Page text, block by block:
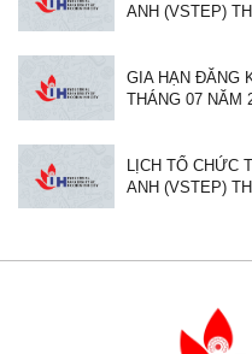
ANH (VSTEP)
GIA HẠN ĐĂNG
THÁNG 07 NĂM
LỊCH TỔ CHỨC
ANH (VSTEP)